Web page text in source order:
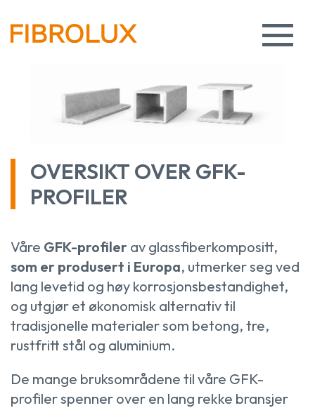
OVERSIKT OVER GFK-
PROFILER
Våre GFK-profiler av glassfiberkompositt,
som er produsert i Europa, utmerker seg ved
lang levetid og høy korrosjonsbestandighet,
og utgjør et økonomisk alternativ til
tradisjonelle materialer som betong, tre,
rustfritt stål og aluminium.
De mange bruksområdene til våre GFK-
profiler spenner over en lang rekke bransjer